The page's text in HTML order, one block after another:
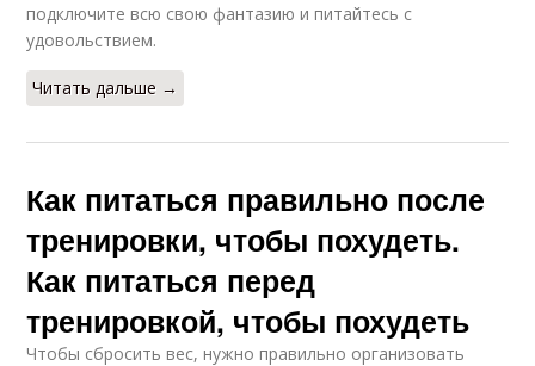
подключите всю свою фантазию и питайтесь с
удовольствием.
Читать дальше →
Как питаться правильно после
тренировки, чтобы похудеть.
Как питаться перед
тренировкой, чтобы похудеть
Чтобы сбросить вес, нужно правильно организовать